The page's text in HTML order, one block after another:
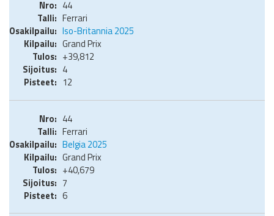
44
Ferrari
Iso-Britannia 2025
Grand Prix
+39,812
4
12
44
Ferrari
Belgia 2025
Grand Prix
+40,679
7
6